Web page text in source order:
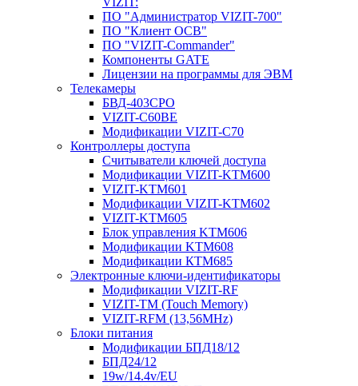
ПО "Администратор VIZIT-700"
ПО "Клиент ОСВ"
ПО "VIZIT-Commander"
Компоненты GATE
Лицензии на программы для ЭВМ
Телекамеры
БВД-403СРО
VIZIT-С60BE
Модификации VIZIT-C70
Контроллеры доступа
Считыватели ключей доступа
Модификации VIZIT-KTM600
VIZIT-KTM601
Модификации VIZIT-KTM602
VIZIT-KTM605
Блок управления KTM606
Модификации KTM608
Модификации КТМ685
Электронные ключи-идентификаторы
Модификации VIZIT-RF
VIZIT-TM (Touch Memory)
VIZIT-RFM (13,56MHz)
Блоки питания
Модификации БПД18/12
БПД24/12
19w/14.4v/EU